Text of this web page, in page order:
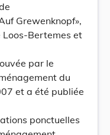
Grewenknopf»,
Loos-Bertemes et
par le
du
et a été publiée
ponctuelles